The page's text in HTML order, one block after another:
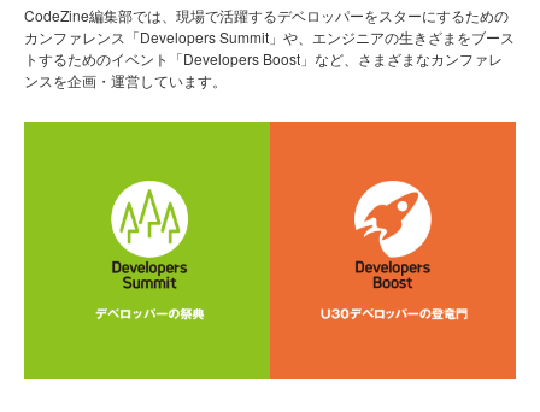
CodeZine編集部では、現場で活躍するデベロッパーをスターにするための
カンファレンス「Developers Summit」や、エンジニアの生きざまをブース
トするためのイベント「Developers Boost」など、さまざまなカンファレ
ンスを企画・運営しています。